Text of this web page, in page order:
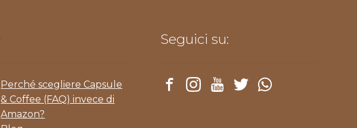
Perché scegliere Capsule
& Coffee (FAQ) invece di
Amazon?
Seguici su: